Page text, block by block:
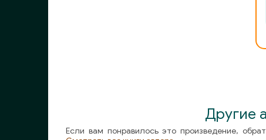
01_09_00_Prazdnichnaya_trapeza
Другие
Если вам понравилось это произведение,